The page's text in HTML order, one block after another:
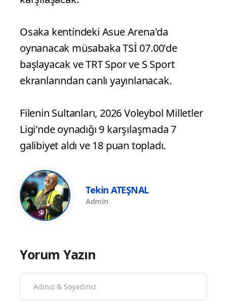
Osaka kentindeki Asue Arena'da
oynanacak müsabaka TSİ 07.00'de
başlayacak ve TRT Spor ve S Sport
ekranlarından canlı yayınlanacak.
Filenin Sultanları, 2026 Voleybol Milletler
Ligi'nde oynadığı 9 karşılaşmada 7
galibiyet aldı ve 18 puan topladı.
Tekin ATEŞNAL
Admin
Yorum Yazın